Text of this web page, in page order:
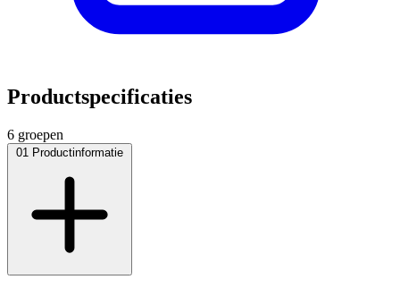
Productspecificaties
6 groepen
01 Productinformatie